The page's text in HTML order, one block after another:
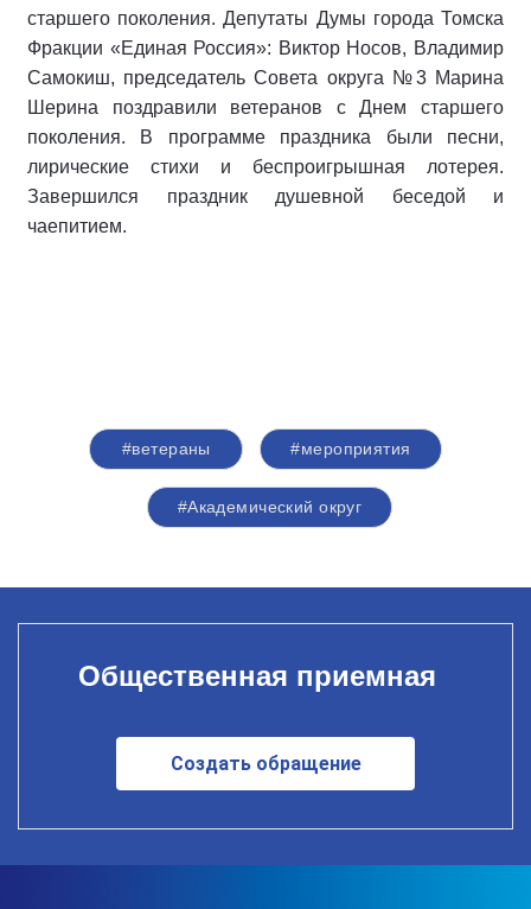
старшего поколения. Депутаты Думы города Томска
Фракции «Единая Россия»: Виктор Носов, Владимир
Самокиш, председатель Совета округа №3 Марина
Шерина поздравили ветеранов с Днем старшего
поколения. В программе праздника были песни,
лирические стихи и беспроигрышная лотерея.
Завершился праздник душевной беседой и
чаепитием.
#ветераны #мероприятия
#Академический округ
Общественная приемная
Создать обращение